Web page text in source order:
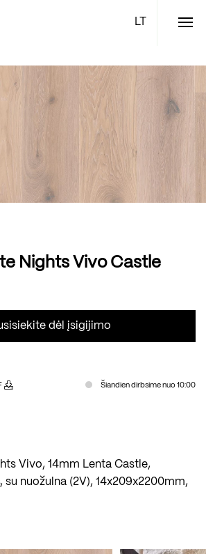
Nights Vivo Castle
dėl įsigijimo
Šiandien dirbsime nuo 10:00
Vivo, 14mm Lenta Castle,
nuožulna (2V), 14x209x2200mm,
TOP